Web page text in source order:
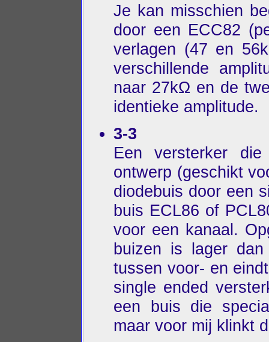
Je kan misschien
door een ECC82
verlagen (47 en
verschillende
naar 27kΩ en de
identieke amplitude.
3-3
Een versterker
ontwerp (geschikt
diodebuis door een
buis ECL86 of
voor een kanaal.
buizen is lager
tussen voor- en
single ended
een buis die
maar voor mij klinkt